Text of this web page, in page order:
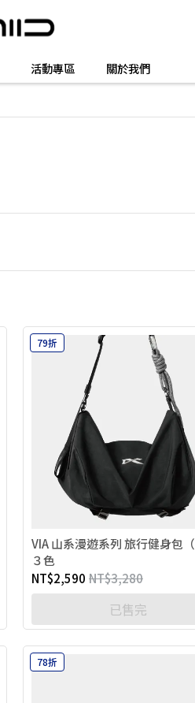
活動專區 關於我們
79折
VIA 山系漫遊系列 旅行健身包
３色
NT$2,590 NT$3,280
已售完
78折